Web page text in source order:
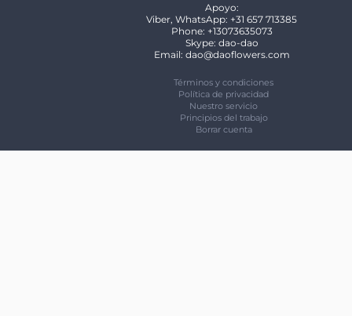
Apoyo:
Viber, WhatsApp: +31 657 713385
Phone: +13073635073
Skype: dao-dao
Email: dao@daoflowers.com
Términos y condiciones
Política de privacidad
Nuestro servicio
Principios del trabajo
Borrar cuenta